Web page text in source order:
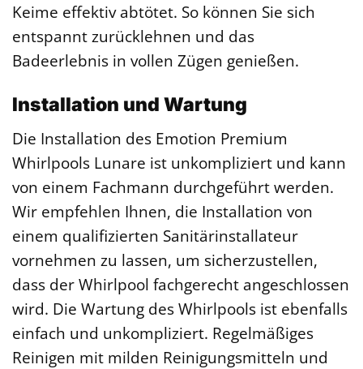
Keime effektiv abtötet. So können Sie sich
entspannt zurücklehnen und das
Badeerlebnis in vollen Zügen genießen.
Installation und Wartung
Die Installation des Emotion Premium
Whirlpools Lunare ist unkompliziert und kann
von einem Fachmann durchgeführt werden.
Wir empfehlen Ihnen, die Installation von
einem qualifizierten Sanitärinstallateur
vornehmen zu lassen, um sicherzustellen,
dass der Whirlpool fachgerecht angeschlossen
wird. Die Wartung des Whirlpools ist ebenfalls
einfach und unkompliziert. Regelmäßiges
Reinigen mit milden Reinigungsmitteln und